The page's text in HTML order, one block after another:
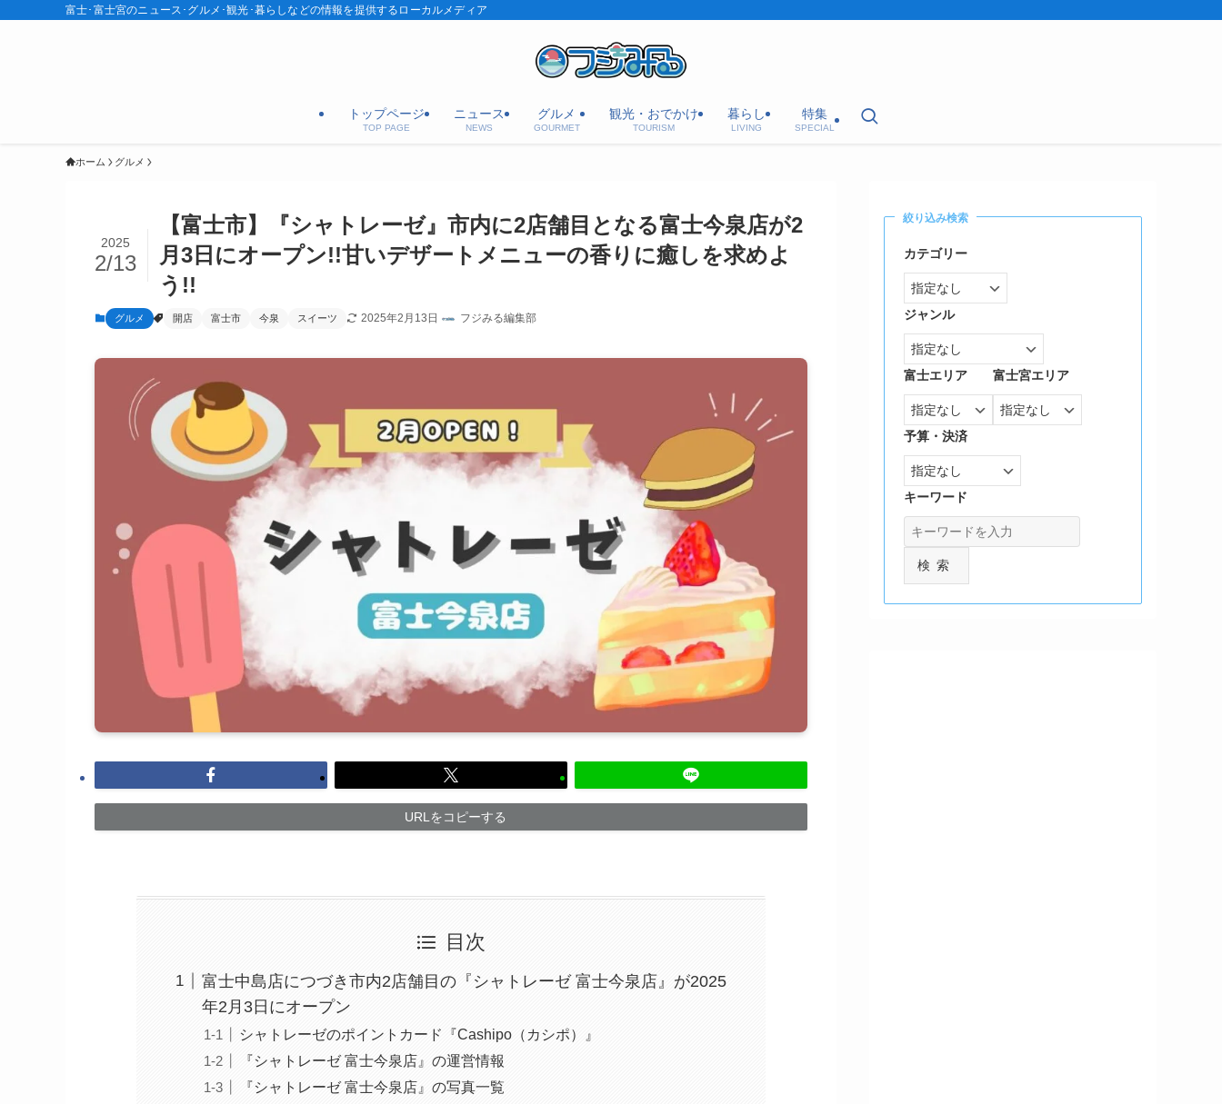
富士･富士宮のニュース･グルメ･観光･暮らしなどの情報を提供するローカルメディア
トップページ
TOP PAGE
ニュース
NEWS
グルメ
GOURMET
観光・おでかけ
TOURISM
暮らし
LIVING
特集
SPECIAL
ホーム グルメ
【富士市】『シャトレーゼ』市内に2店舗目となる富士今泉店が2
月3日にオープン!!甘いデザートメニューの香りに癒しを求めよ
う!!
2025
2/13
グルメ 開店 富士市 今泉 スイーツ 2025年2月13日 フジみる編集部
URLをコピーする
目次
富士中島店につづき市内2店舗目の『シャトレーゼ 富士今泉店』が2025
年2月3日にオープン
シャトレーゼのポイントカード『Cashipo（カシポ）』
『シャトレーゼ 富士今泉店』の運営情報
『シャトレーゼ 富士今泉店』の写真一覧
絞り込み検索
カテゴリー
ジャンル
富士エリア 富士宮エリア
予算・決済
キーワード
検索